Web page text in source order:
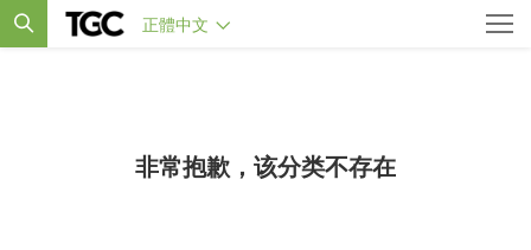
正體中文
非常抱歉，该分类不存在